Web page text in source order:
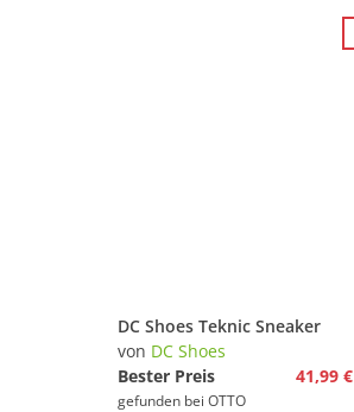
DC Shoes Teknic Sneaker
von DC Shoes
Bester Preis
41,99 €
gefunden bei OTTO